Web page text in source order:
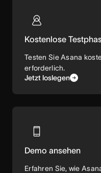
Kostenlose
Testen Sie Asana
erforderlich.
Jetzt loslegen
Demo ansehen
Erfahren Sie, wie